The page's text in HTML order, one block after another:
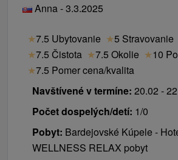
Anna - 3.3.2025
★7.5 Ubytovanie ★5 Stravovanie
★7.5 Čistota ★7.5 Okolie ★10
★7.5 Pomer cena/kvalita
Navštívené v termíne: 20.02 -
Počet dospelých/detí: 1/0
Pobyt: Bardejovské Kúpele -
WELLNESS RELAX pobyt